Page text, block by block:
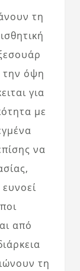
τη
την όψη
για
με
να
από
τη